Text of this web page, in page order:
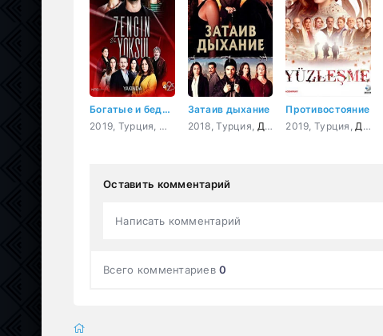
Богатые и бедные
2019, Турция,
Мелодрама,Комедия
Затаив дыхание
2018, Турция, Драма ,криминал,Боевик
Противостояние
2019, Турция, Драма
Оставить комментарий
Написать комментарий
Всего комментариев0